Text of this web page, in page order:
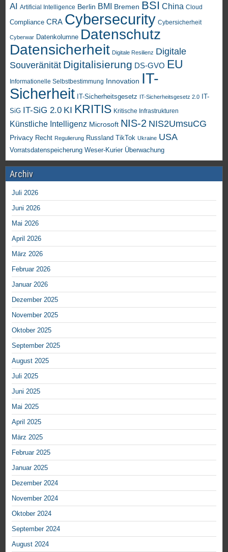
AI Artificial Intelligence Berlin BMI Bremen BSI China Cloud
Compliance CRA Cybersecurity Cybersicherheit
Cyberwar Datenkolumne Datenschutz
Datensicherheit Digitale Resilienz Digitale
Souveränität Digitalisierung DS-GVO EU
Informationelle Selbstbestimmung Innovation IT-
Sicherheit IT-Sicherheitsgesetz IT-Sicherheitsgesetz 2.0
IT-
SiG IT-SiG 2.0 KI KRITIS Kritische Infrastrukturen
Künstliche Intelligenz Microsoft NIS-2 NIS2UmsuCG
Privacy Recht Regulierung Russland TikTok Ukraine USA
Vorratsdatenspeicherung Weser-Kurier Überwachung
Archiv
Juli 2026
Juni 2026
Mai 2026
April 2026
März 2026
Februar 2026
Januar 2026
Dezember 2025
November 2025
Oktober 2025
September 2025
August 2025
Juli 2025
Juni 2025
Mai 2025
April 2025
März 2025
Februar 2025
Januar 2025
Dezember 2024
November 2024
Oktober 2024
September 2024
August 2024